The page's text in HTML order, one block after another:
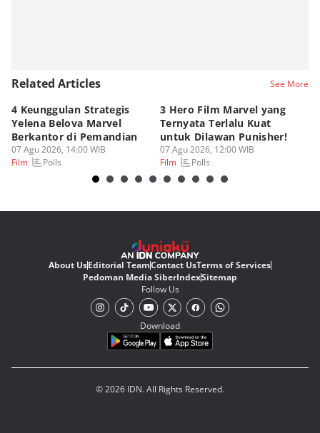
Related Articles See More
4 Keunggulan Strategis
Yelena Belova Marvel
Berkantor di Pemandian
07 Agu 2026, 14:00 WIB
Film
Polls
3 Hero Film Marvel yang
Ternyata Terlalu Kuat
untuk Dilawan Punisher!
07 Agu 2026, 12:00 WIB
Film
Polls
About UsEditorial TeamContact UsTerms of Services
Pedoman Media SiberIndexSitemap
Follow Us
Download
© 2026 IDN. All Rights Reserved.